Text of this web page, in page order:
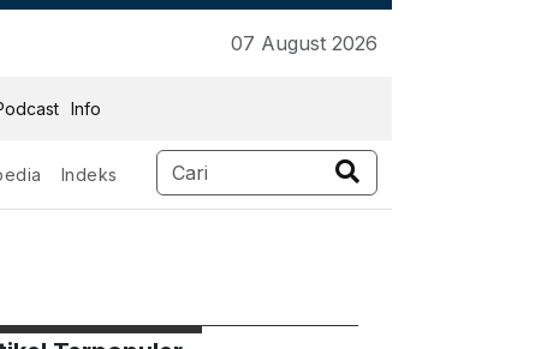
07 August 2026
Info
Indeks